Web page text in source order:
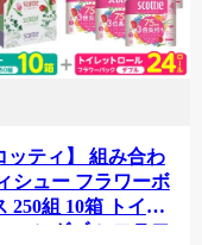
ッティ】 組み合わ
シュー フラワーボ
250組 10箱 トイレ
ール ダブル フラワ